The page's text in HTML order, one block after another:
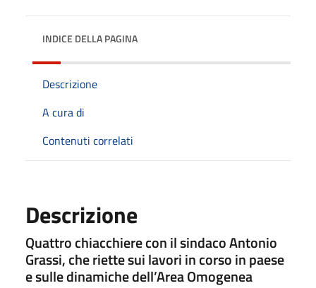
INDICE DELLA PAGINA
Descrizione
A cura di
Contenuti correlati
Descrizione
Quattro chiacchiere con il sindaco Antonio
Grassi, che riette sui lavori in corso in paese
e sulle dinamiche dell’Area Omogenea